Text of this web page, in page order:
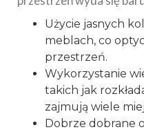
Użycie jasnych
meblach, co
przestrzeń.
Wykorzystanie
takich jak
zajmują wiele
Dobrze dobrane